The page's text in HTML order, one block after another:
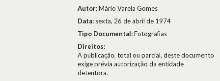
Autor:Mário Varela Gomes
Data: sexta, 26 de abril de 1974
Tipo Documental:Fotografias
Direitos:
A publicação, total ou parcial, deste documento
exige prévia autorização da entidade
detentora.